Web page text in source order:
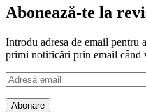
Abonează-te la
Introdu adresa de email pentru
primi notificări prin email când
Adresă
email
Abonare